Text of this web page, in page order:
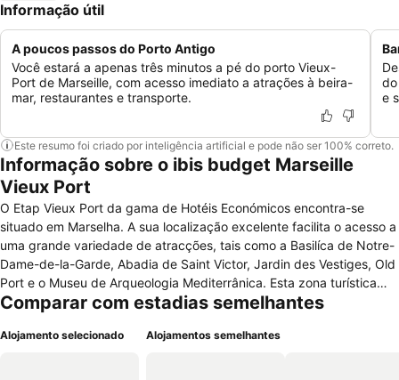
Informação útil
A poucos passos do Porto Antigo
Você estará a apenas três minutos a pé do porto Vieux-
Port de Marseille, com acesso imediato a atrações à beira-
mar, restaurantes e transporte.
e
Este resumo foi criado por inteligência artificial e pode não ser 100% correto.
Informação sobre o ibis budget Marseille
Vieux Port
O Etap Vieux Port da gama de Hotéis Económicos encontra-se
situado em Marselha. A sua localização excelente facilita o acesso a
uma grande variedade de atracções, tais como a Basilíca de Notre-
Dame-de-la-Garde, Abadia de Saint Victor, Jardin des Vestiges, Old
Port e o Museu de Arqueologia Mediterrânica. Esta zona turística
encontra-se rodeada de restaurantes, bares, padarias, lojas de
recepção 24 horas, sala de refeições para pequeno-almoço, bar
Comparar com estadias semelhantes
Alojamento selecionado Alojamentos semelhantes